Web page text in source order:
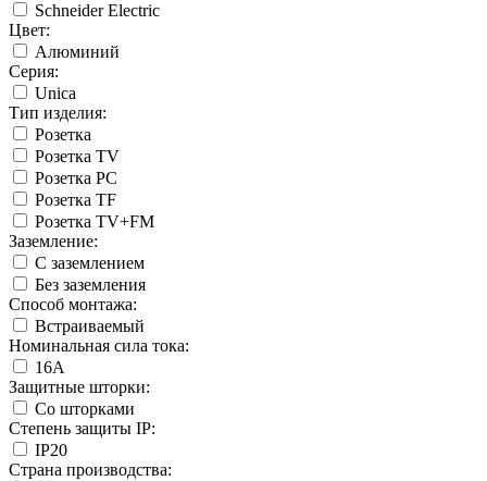
Schneider Electric
Цвет:
Алюминий
Серия:
Unica
Тип изделия:
Розетка
Розетка TV
Розетка PC
Розетка TF
Розетка TV+FM
Заземление:
С заземлением
Без заземления
Способ монтажа:
Встраиваемый
Номинальная сила тока:
16А
Защитные шторки:
Со шторками
Степень защиты IP:
IP20
Страна производства: